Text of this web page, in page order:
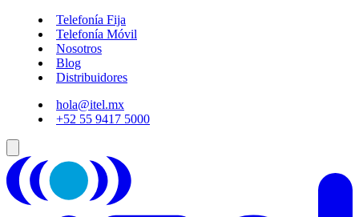
Telefonía Fija
Telefonía Móvil
Nosotros
Blog
Distribuidores
hola@itel.mx
+52 55 9417 5000